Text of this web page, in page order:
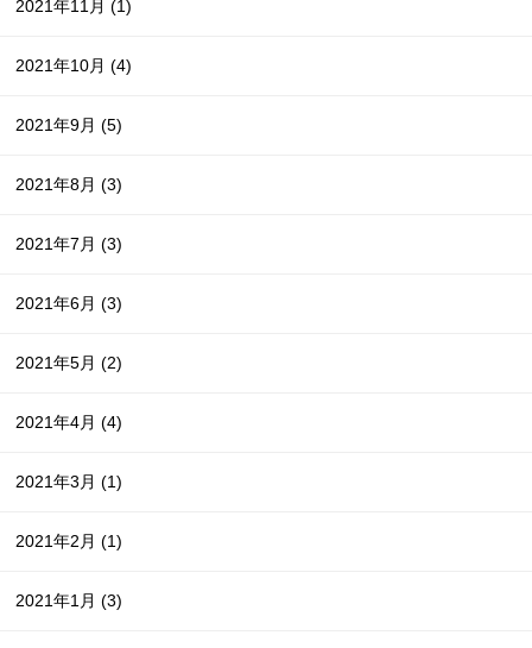
2021年11月(1)
2021年10月(4)
2021年9月(5)
2021年8月(3)
2021年7月(3)
2021年6月(3)
2021年5月(2)
2021年4月(4)
2021年3月(1)
2021年2月(1)
2021年1月(3)